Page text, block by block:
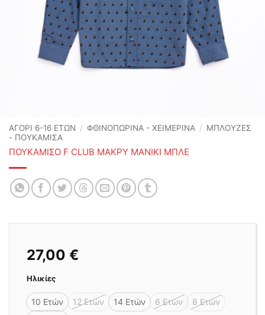
ΑΓΟΡΙ 6-16 ΕΤΩΝ / ΦΘΙΝΟΠΩΡΙΝΆ - ΧΕΙΜΕΡΙΝΆ / ΜΠΛΟΥΖΕΣ
- ΠΟΥΚΑΜΙΣΑ
ΠΟΥΚΑΜΙΣΟ F CLUB ΜΑΚΡΥ ΜΑΝΙΚΙ ΜΠΛΕ
27,00 €
Ηλικίες
10 Ετών 12 Ετών 14 Ετών 6 Ετών
8 Ετών